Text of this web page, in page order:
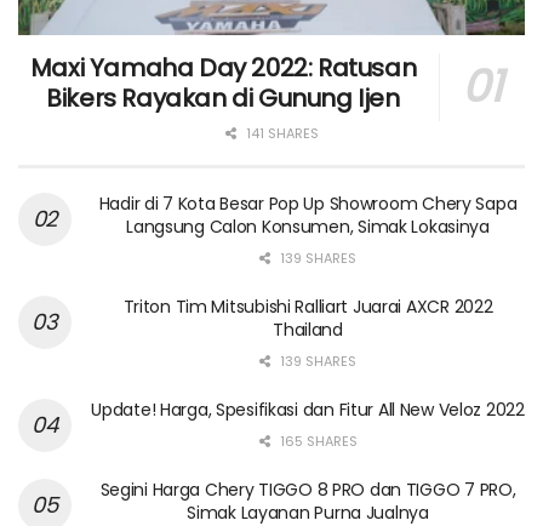
Maxi Yamaha Day 2022: Ratusan
Bikers Rayakan di Gunung Ijen
141 SHARES
Hadir di 7 Kota Besar Pop Up Showroom Chery Sapa
Langsung Calon Konsumen, Simak Lokasinya
139 SHARES
Triton Tim Mitsubishi Ralliart Juarai AXCR 2022
Thailand
139 SHARES
Update! Harga, Spesifikasi dan Fitur All New Veloz 2022
165 SHARES
Segini Harga Chery TIGGO 8 PRO dan TIGGO 7 PRO,
Simak Layanan Purna Jualnya